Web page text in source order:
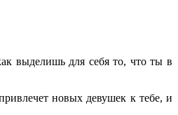
выделишь для себя то, что ты в
новых девушек к тебе, и